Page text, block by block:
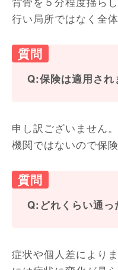
行い局所ではなく全
Q:保険は適用され
申し訳ございません
機関ではないので保
Q:どれくらい通っ
症状や個人差により